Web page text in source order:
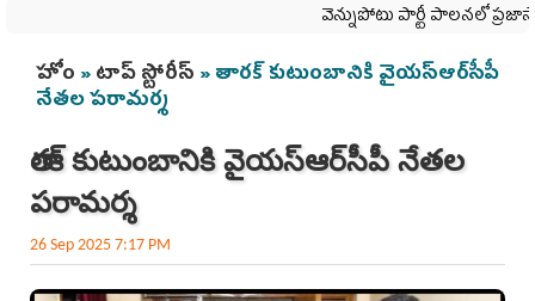
వెన్నుపోటు పార్టీ పాలనలో
You are here
హోం »టాప్ స్టోరీస్ » తార‌క్ కుటుంబానికి వైయ‌స్ఆర్‌సీపీ
నేత‌ల ప‌రామ‌ర్శ‌
తార‌క్ కుటుంబానికి వైయ‌స్ఆర్‌సీపీ నేత‌ల
ప‌రామ‌ర్శ‌
26 Sep 2025 7:17 PM